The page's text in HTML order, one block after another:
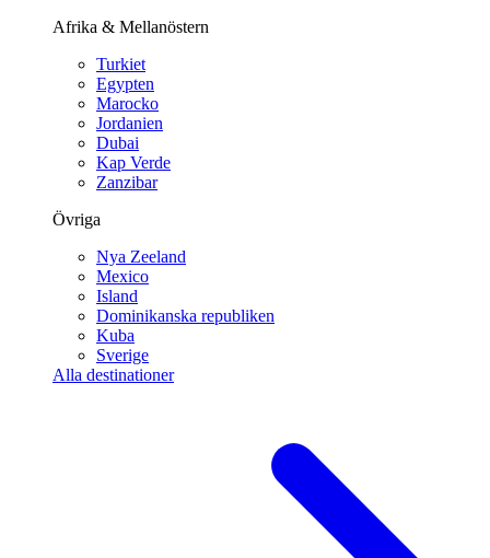
Afrika & Mellanöstern
Turkiet
Egypten
Marocko
Jordanien
Dubai
Kap Verde
Zanzibar
Övriga
Nya Zeeland
Mexico
Island
Dominikanska republiken
Kuba
Sverige
Alla destinationer